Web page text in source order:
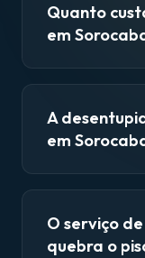
Quanto
em
A
em
O serviço
quebra o